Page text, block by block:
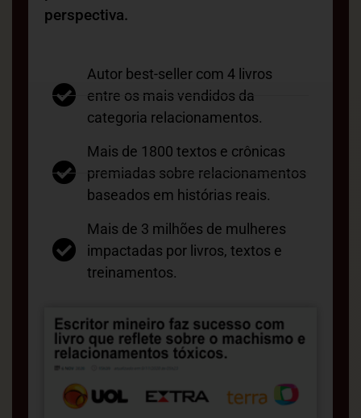
perspectiva.
Autor best-seller com 4 livros
entre os mais vendidos da
categoria relacionamentos.
Mais de 1800 textos e crônicas
premiadas sobre relacionamentos
baseados em histórias reais.
Mais de 3 milhões de mulheres
impactadas por livros, textos e
treinamentos.